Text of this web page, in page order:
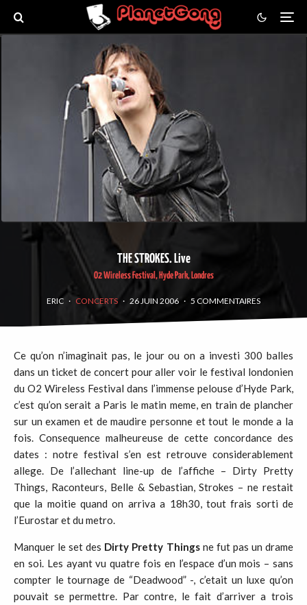
THE STROKES. Live
O2 Wireless Festival, Hyde Park, Londres
ERIC · CONCERTS · 26 JUIN 2006 · 5 COMMENTAIRES
Ce qu’on n’imaginait pas, le jour ou on a investi 300 balles
dans un ticket de concert pour aller voir le festival londonien
du O2 Wireless Festival dans l’immense pelouse d’Hyde Park,
c’est qu’on serait a Paris le matin meme, en train de plancher
sur un examen et de maudire personne et tout le monde a la
fois. Consequence malheureuse de cette concordance des
dates : notre festival s’en est retrouve considerablement
allege. De l’allechant line-up de l’affiche – Dirty Pretty
Things, Raconteurs, Belle & Sebastian, Strokes – ne restait
que la moitie quand on arriva a 18h30, tout frais sorti de
l’Eurostar et du metro.
Manquer le set des Dirty Pretty Thingsne fut pas un drame
en soi. Les ayant vu quatre fois en l’espace d’un mois – sans
compter le tournage de “Deadwood” -, c’etait un luxe qu’on
pouvait se permettre. Par contre, le fait d’arriver a trois